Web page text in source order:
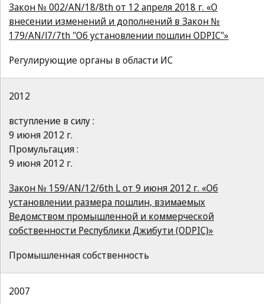
Закон № 002/AN/18/8th от 12 апреля 2018 г. «О
внесении изменений и дополнений в Закон №
179/AN/l7/7th "Об установлении пошлин ODPIC"»
Регулирующие органы в области ИС
2012
вступление в силу :
9 июня 2012 г.
Промульгация :
9 июня 2012 г.
Закон № 159/AN/12/6th L от 9 июня 2012 г. «Об
установлении размера пошлин, взимаемых
Ведомством промышленной и коммерческой
собственности Республики Джибути (ODPIC)»
Промышленная собственность
2007